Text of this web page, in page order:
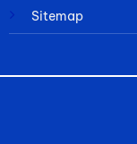
Sitemap